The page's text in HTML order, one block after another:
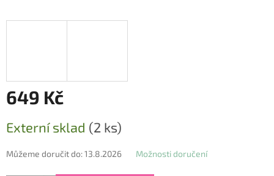
649 Kč
cena:
Externí sklad (2 ks)
Můžeme doručit do:13.8.2026 Možnosti doručení